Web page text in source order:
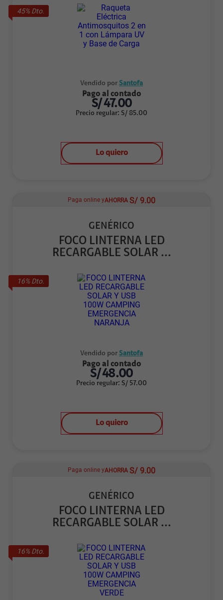
45% Dto.
Vendido por Santofa
Pago al contado
S/47.00
Precio regular: S/ 85.00
Lo quiero
16% Dto.
Paga online yAHORRA S/ 9.00
GENÉRICO
FOCO LINTERNA LED
RECARGABLE SOLAR ...
Vendido por Santofa
Pago al contado
S/48.00
Precio regular: S/ 57.00
Lo quiero
16% Dto.
Paga online yAHORRA S/ 9.00
GENÉRICO
FOCO LINTERNA LED
RECARGABLE SOLAR ...